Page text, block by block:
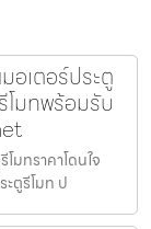
อเตอร์ประตู
โมทพร้อมรับ
มทราคาโดนใจ
ตูรีโมท ป